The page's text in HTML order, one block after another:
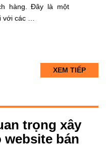
hàng. Đây là một
với các …
XEM TIẾP
trọng xây
bán